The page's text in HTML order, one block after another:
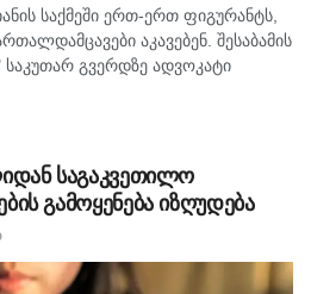
საქმეში ერთ-ერთ ფიგურანტს,
აკავებენ. შესაბამის
საკუთარ გვერდზე ადვოკატი
საგაკვეთილო
გამოყენება იზღუდება